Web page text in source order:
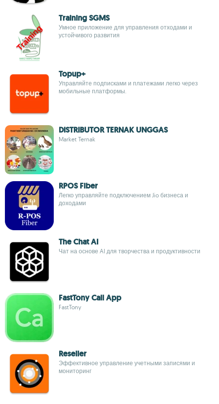
Training SGMS
Умное приложение для управления отходами и
устойчивого развития
Topup+
Управляйте подписками и платежами легко через
мобильные платформы.
DISTRIBUTOR TERNAK UNGGAS
Market Ternak
RPOS Fiber
Легко управляйте подключением Jio бизнеса и
доходами
The Chat AI
Чат на основе AI для творчества и продуктивности
FastTony Call App
FastTony
Reseller
Эффективное управление учетными записями и
мониторинг